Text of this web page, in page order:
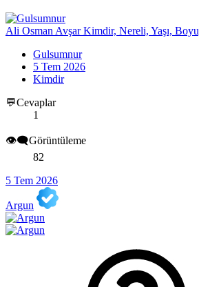
Ali Osman Avşar Kimdir, Nereli, Yaşı,
Gulsumnur
5 Tem 2026
Kimdir
💬Cevaplar
1
👁️‍🗨️Görüntüleme
82
5 Tem 2026
Argun